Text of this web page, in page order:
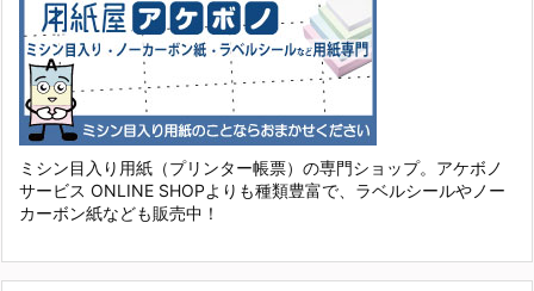
ミシン目入り用紙（プリンター帳票）の専門ショップ。アケボノ
サービス ONLINE SHOPよりも種類豊富で、ラベルシールやノー
カーボン紙なども販売中！